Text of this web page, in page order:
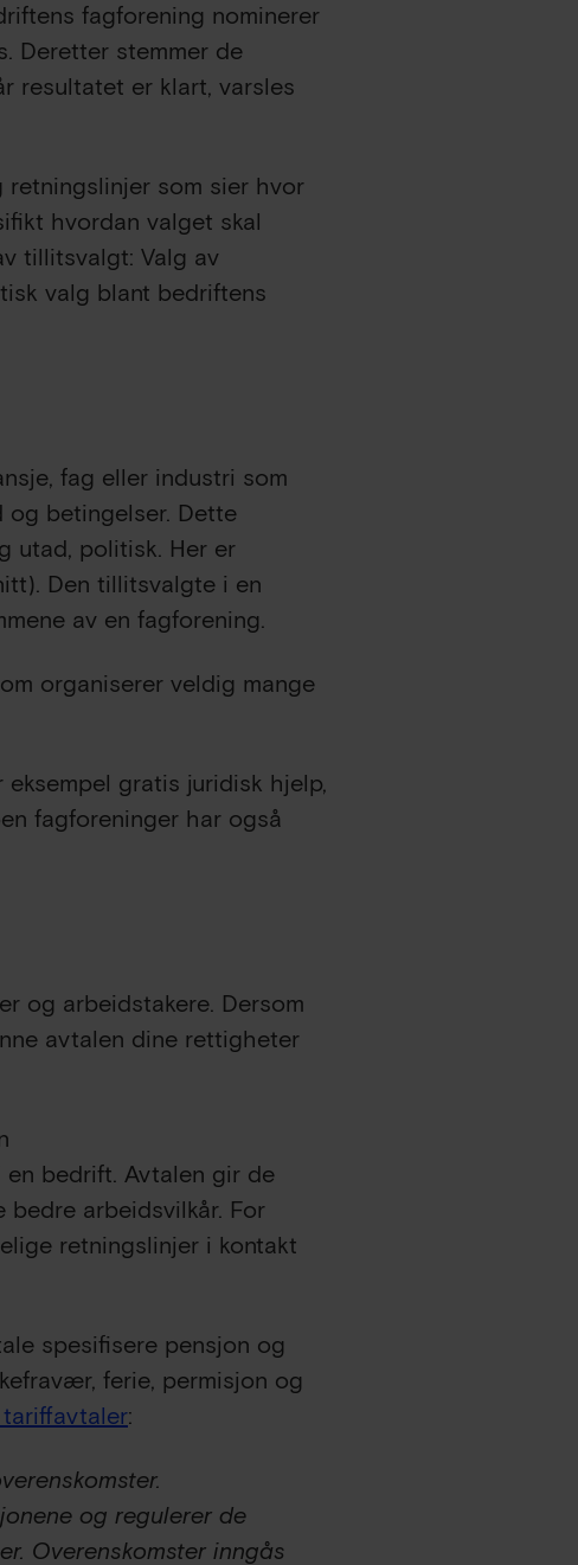
fagforening nominerer
Deretter stemmer de
resultatet er klart, varsles
som sier hvor
hvordan valget skal
tillitsvalgt: Valg av
valg blant bedriftens
fag eller industri som
betingelser. Dette
utad, politisk. Her er
Den tillitsvalgte i en
av en fagforening.
organiserer veldig mange
gratis juridisk hjelp,
fagforeninger har også
og arbeidstakere. Dersom
avtalen dine rettigheter
bedrift. Avtalen gir de
arbeidsvilkår. For
retningslinjer i kontakt
spesifisere pensjon og
ferie, permisjon og
:
og regulerer de
Overenskomster inngås